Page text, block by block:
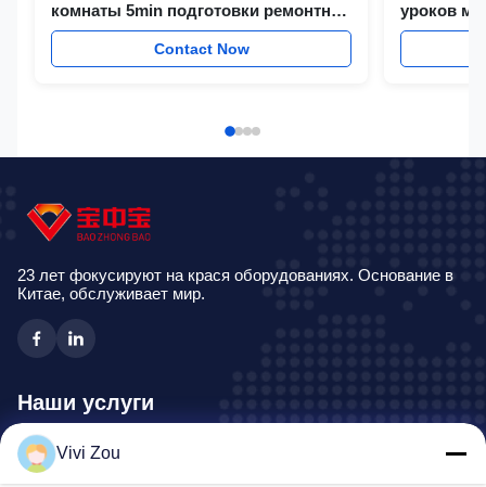
комнаты 5min подготовки ремонтной
мастерской автоматические
Contact Now
уроков
станции
23 лет фокусируют на крася оборудованиях. Основание в
Китае, обслуживает мир.
Наши услуги
Производственная линия картины корабля
Vivi Zou